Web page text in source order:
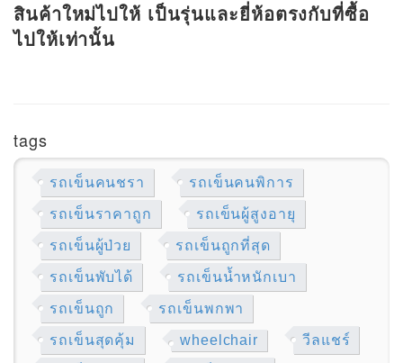
สินค้าใหม่ไปให้ เป็นรุ่นและยี่ห้อตรงกับที่ซื้อ
ไปให้เท่านั้น
tags
รถเข็นคนชรา รถเข็นคนพิการ
รถเข็นราคาถูก รถเข็นผู้สูงอายุ
รถเข็นผู้ป่วย รถเข็นถูกที่สุด
รถเข็นพับได้ รถเข็นน้ำหนักเบา
รถเข็นถูก รถเข็นพกพา
รถเข็นสุดคุ้ม wheelchair วีลแชร์